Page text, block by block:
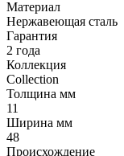
Материал
Нержавеющая сталь
Гарантия
2 года
Коллекция
Collection
Толщина мм
11
Ширина мм
48
Происхождение